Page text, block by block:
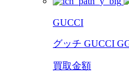
GUCCI
グッチ GUCCI
買取金額